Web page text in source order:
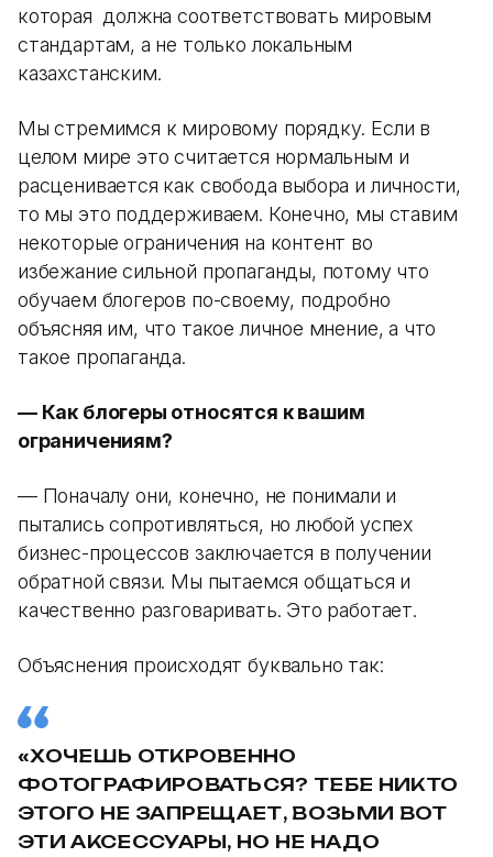
которая должна соответствовать мировым
стандартам, а не только локальным
казахстанским.
Мы стремимся к мировому порядку. Если в
целом мире это считается нормальным и
расценивается как свобода выбора и личности,
то мы это поддерживаем. Конечно, мы ставим
некоторые ограничения на контент во
избежание сильной пропаганды, потому что
обучаем блогеров по-своему, подробно
объясняя им, что такое личное мнение, а что
такое пропаганда.
— Как блогеры относятся к вашим
ограничениям?
— Поначалу они, конечно, не понимали и
пытались сопротивляться, но любой успех
бизнес-процессов заключается в получении
обратной связи. Мы пытаемся общаться и
качественно разговаривать. Это работает.
Объяснения происходят буквально так:
«ХОЧЕШЬ ОТКРОВЕННО
ФОТОГРАФИРОВАТЬСЯ? ТЕБЕ НИКТО
ЭТОГО НЕ ЗАПРЕЩАЕТ, ВОЗЬМИ ВОТ
ЭТИ АКСЕССУАРЫ, НО НЕ НАДО